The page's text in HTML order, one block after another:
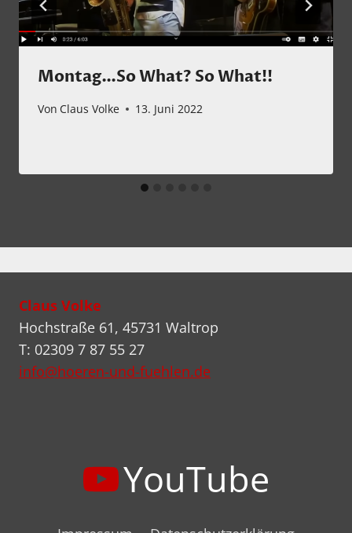
Montag…So What? So What!!
Von Claus Volke 13. Juni 2022
Claus Volke
Hochstraße 61, 45731 Waltrop
T: 02309 7 87 55 27
info@hoeren-und-fuehlen.de
YouTube